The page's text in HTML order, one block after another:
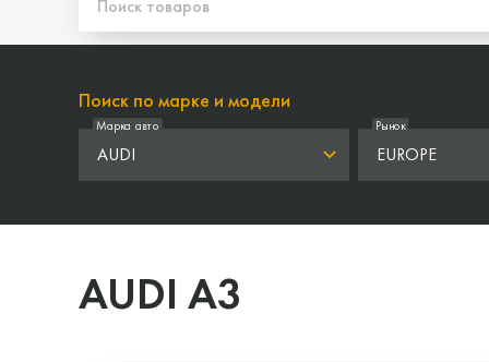
Поиск по марке и модели
AUDI
Марка авто
EUROPE
Рынок
AUDI A3